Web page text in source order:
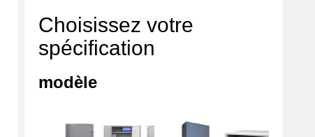
Choisissez votre
spécification
modèle